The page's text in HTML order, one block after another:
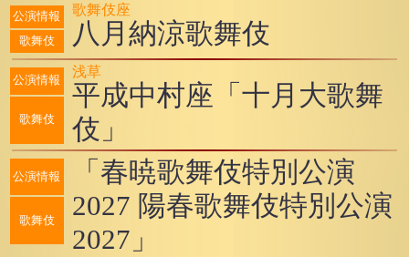
公演情報
歌舞伎
歌舞伎座
八月納涼歌舞伎
公演情報
歌舞伎
浅草
平成中村座「十月大歌舞
伎」
公演情報
歌舞伎
「春暁歌舞伎特別公演
2027 陽春歌舞伎特別公演
2027」